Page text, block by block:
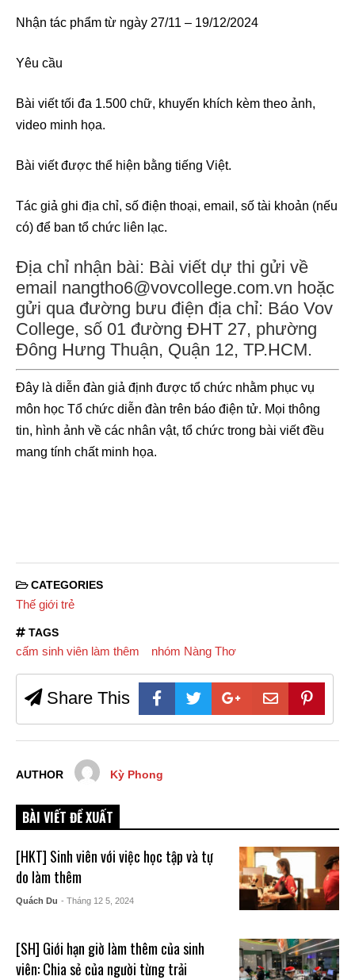
Nhận tác phẩm từ ngày 27/11 – 19/12/2024
Yêu cầu
Bài viết tối đa 1.500 chữ, khuyến khích kèm theo ảnh,
video minh họa.
Bài viết được thể hiện bằng tiếng Việt.
Tác giả ghi địa chỉ, số điện thoại, email, số tài khoản (nếu
có) để ban tổ chức liên lạc.
Địa chỉ nhận bài: Bài viết dự thi gửi về
email nangtho6@vovcollege.com.vn hoặc
gửi qua đường bưu điện địa chỉ: Báo Vov
College, số 01 đường ĐHT 27, phường
Đông Hưng Thuận, Quận 12, TP.HCM.
Đây là diễn đàn giả định được tổ chức nhằm phục vụ
môn học Tổ chức diễn đàn trên báo điện tử. Mọi thông
tin, hình ảnh về các nhân vật, tổ chức trong bài viết đều
mang tính chất minh họa.
CATEGORIES
Thế giới trẻ
TAGS
cấm sinh viên làm thêm nhóm Nàng Thơ
Share This
AUTHOR Kỳ Phong
BÀI VIẾT ĐỀ XUẤT
[HKT] Sinh viên với việc học tập và tự
do làm thêm
Quách Du - Tháng 12 5, 2024
[SH] Giới hạn giờ làm thêm của sinh
viên: Chia sẻ của người từng trải